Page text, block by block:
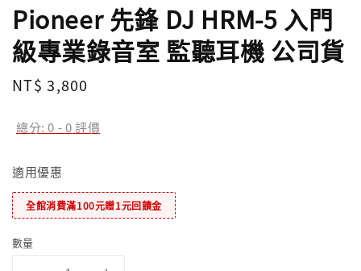
Pioneer 先鋒 DJ HRM-5 入門
級專業錄音室 監聽耳機 公司貨
Regular
NT$ 3,800
總分:0 -0評價
適用優惠
全館消費滿100元贈1元回饋金
數量